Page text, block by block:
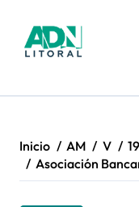
contenido
Inicio AM V
19
Asociación